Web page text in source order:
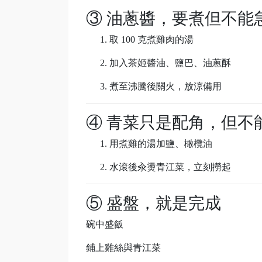
③ 油蔥醬，要煮但不能
取 100 克煮雞肉的湯
加入茶姬醬油、鹽巴、油蔥酥
煮至沸騰後關火，放涼備用
④ 青菜只是配角，但不
用煮雞的湯加鹽、橄欖油
水滾後汆燙青江菜，立刻撈起
⑤ 盛盤，就是完成
碗中盛飯
鋪上雞絲與青江菜